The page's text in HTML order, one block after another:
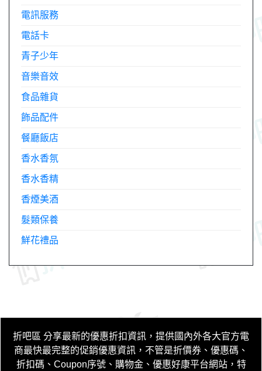
電訊服務
電話卡
青子少年
音樂音效
食品雜貨
飾品配件
餐廳飯店
香水香氛
香水香精
香煙美酒
髮類保養
鮮花禮品
折吧區 分享最新的優惠折扣資訊，提供國內外各大官方電
商最快最完整的促銷優惠資訊，不管是折價券、優惠碼、
折扣碼、Coupon序號、購物金、優惠好康平台網站，特